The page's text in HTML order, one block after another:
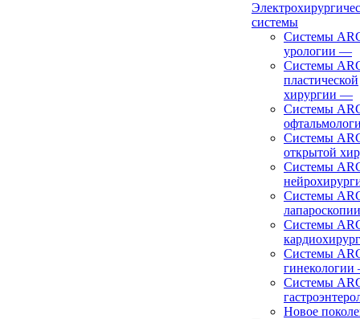
системы
Системы
урологии —
Системы
пластической
хирургии —
Системы
Системы
открытой
Системы
Системы
лапароскопии
Системы
Системы
гинекологии
Системы
Новое